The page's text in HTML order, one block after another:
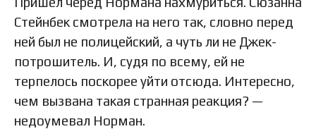
Стейнбек смотрела на него так, словно перед
ней был не полицейский, а чуть ли не Джек-
потрошитель. И, судя по всему, ей не
терпелось поскорее уйти отсюда. Интересно,
чем вызвана такая странная реакция? —
недоумевал Норман.